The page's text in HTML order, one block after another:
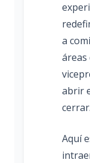
a
áreas
abrir
cerrar.
Aquí